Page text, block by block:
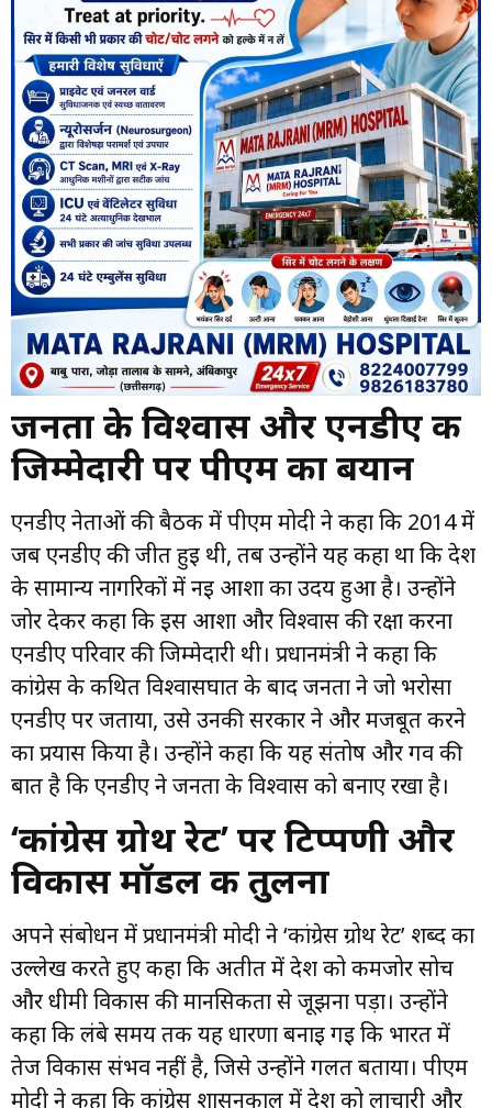
जनता के विश्वास और एनडीए की
जिम्मेदारी पर पीएम का बयान
एनडीए नेताओं की बैठक में पीएम मोदी ने कहा कि 2014 में
जब एनडीए की जीत हुई थी, तब उन्होंने यह कहा था कि देश
के सामान्य नागरिकों में नई आशा का उदय हुआ है। उन्होंने
जोर देकर कहा कि इस आशा और विश्वास की रक्षा करना
एनडीए परिवार की जिम्मेदारी थी। प्रधानमंत्री ने कहा कि
कांग्रेस के कथित विश्वासघात के बाद जनता ने जो भरोसा
एनडीए पर जताया, उसे उनकी सरकार ने और मजबूत करने
का प्रयास किया है। उन्होंने कहा कि यह संतोष और गर्व की
बात है कि एनडीए ने जनता के विश्वास को बनाए रखा है।
‘कांग्रेस ग्रोथ रेट’ पर टिप्पणी और
विकास मॉडल की तुलना
अपने संबोधन में प्रधानमंत्री मोदी ने ‘कांग्रेस ग्रोथ रेट’ शब्द का
उल्लेख करते हुए कहा कि अतीत में देश को कमजोर सोच
और धीमी विकास की मानसिकता से जूझना पड़ा। उन्होंने
कहा कि लंबे समय तक यह धारणा बनाई गई कि भारत में
तेज विकास संभव नहीं है, जिसे उन्होंने गलत बताया। पीएम
मोदी ने कहा कि कांग्रेस शासनकाल में देश को लाचारी और